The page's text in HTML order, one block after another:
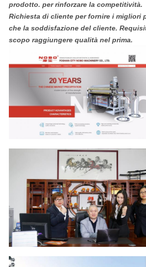
prodotto. per rinforzare la competitività.
Richiesta di cliente per fornire i migliori
che la soddisfazione del cliente.
scopo raggiungere qualità nel prima.